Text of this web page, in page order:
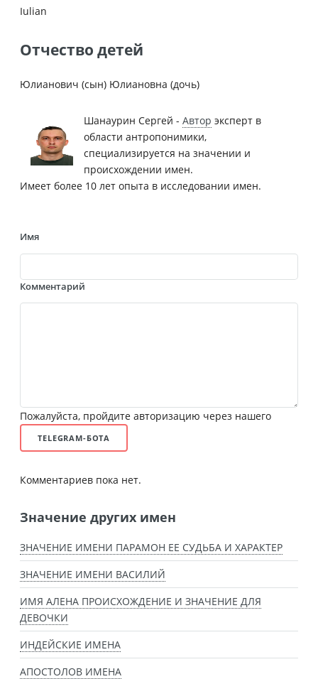
Iulian
Отчество детей
Юлианович (сын) Юлиановна (дочь)
Шанаурин Сергей - Автор эксперт в
области антропонимики,
специализируется на значении и
происхождении имен.
Имеет более 10 лет опыта в исследовании имен.
Имя
Комментарий
Пожалуйста, пройдите авторизацию через нашего
TELEGRAM-БОТА
Комментариев пока нет.
Значение других имен
ЗНАЧЕНИЕ ИМЕНИ ПАРАМОН ЕЕ СУДЬБА И ХАРАКТЕР
ЗНАЧЕНИЕ ИМЕНИ ВАСИЛИЙ
ИМЯ АЛЕНА ПРОИСХОЖДЕНИЕ И ЗНАЧЕНИЕ ДЛЯ
ДЕВОЧКИ
ИНДЕЙСКИЕ ИМЕНА
АПОСТОЛОВ ИМЕНА